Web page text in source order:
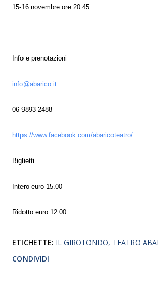
15-16 novembre ore 20:45
Info e prenotazioni
info@abarico.it
06 9893 2488
https://www.facebook.com/abaricoteatro/
Biglietti
Intero euro 15.00
Ridotto euro 12.00
ETICHETTE: IL GIROTONDO TEATRO
CONDIVIDI